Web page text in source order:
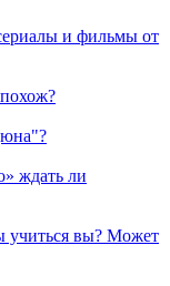
и фильмы от
ждать ли
учиться вы? Может